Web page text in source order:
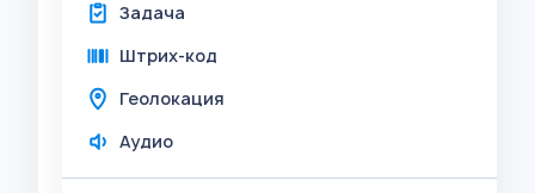
Задача
Штрих-код
Геолокация
Аудио